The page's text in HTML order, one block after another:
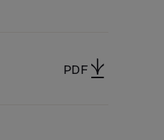
PDF